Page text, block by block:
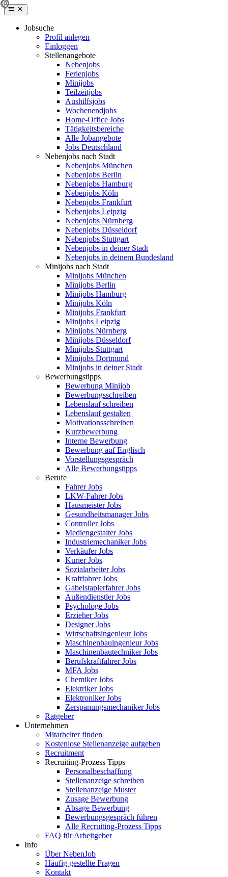
Jobsuche
Profil anlegen
Einloggen
Stellenangebote
Nebenjobs
Ferienjobs
Minijobs
Teilzeitjobs
Aushilfsjobs
Wochenendjobs
Home-Office Jobs
Tätigkeitsbereiche
Alle Jobangebote
Jobs Deutschland
Nebenjobs nach Stadt
Nebenjobs München
Nebenjobs Berlin
Nebenjobs Hamburg
Nebenjobs Köln
Nebenjobs Frankfurt
Nebenjobs Leipzig
Nebenjobs Nürnberg
Nebenjobs Düsseldorf
Nebenjobs Stuttgart
Nebenjobs in deiner Stadt
Nebenjobs in deinem Bundesland
Minijobs nach Stadt
Minijobs München
Minijobs Berlin
Minijobs Hamburg
Minijobs Köln
Minijobs Frankfurt
Minijobs Leipzig
Minijobs Nürnberg
Minijobs Düsseldorf
Minijobs Stuttgart
Minijobs Dortmund
Minijobs in deiner Stadt
Bewerbungstipps
Bewerbung Minijob
Bewerbungsschreiben
Lebenslauf schreiben
Lebenslauf gestalten
Motivationsschreiben
Kurzbewerbung
Interne Bewerbung
Bewerbung auf Englisch
Vorstellungsgespräch
Alle Bewerbungstipps
Berufe
Fahrer Jobs
LKW-Fahrer Jobs
Hausmeister Jobs
Gesundheitsmanager Jobs
Controller Jobs
Mediengestalter Jobs
Industriemechaniker Jobs
Verkäufer Jobs
Kurier Jobs
Sozialarbeiter Jobs
Kraftfahrer Jobs
Gabelstaplerfahrer Jobs
Außendienstler Jobs
Psychologe Jobs
Erzieher Jobs
Designer Jobs
Wirtschaftsingenieur Jobs
Maschinenbauingenieur Jobs
Maschinenbautechniker Jobs
Berufskraftfahrer Jobs
MFA Jobs
Chemiker Jobs
Elektriker Jobs
Elektroniker Jobs
Zerspanungsmechaniker Jobs
Ratgeber
Unternehmen
Mitarbeiter finden
Kostenlose Stellenanzeige aufgeben
Recruitment
Recruiting-Prozess Tipps
Personalbeschaffung
Stellenanzeige schreiben
Stellenanzeige Muster
Zusage Bewerbung
Absage Bewerbung
Bewerbungsgespräch führen
Alle Recruiting-Prozess Tipps
FAQ für Arbeitgeber
Info
Über NebenJob
Häufig gestellte Fragen
Kontakt